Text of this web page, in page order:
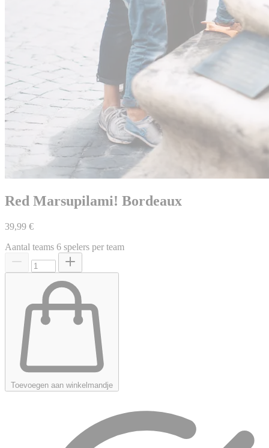
Red Marsupilami! Bordeaux
39,99 €
Aantal teams 6 spelers per team
Toevoegen aan winkelmandje